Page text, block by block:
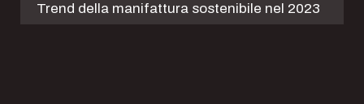
Trend della manifattura sostenibile nel 2023